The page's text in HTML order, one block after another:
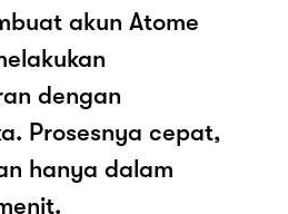
akun Atome
dengan
Prosesnya cepat,
hanya dalam